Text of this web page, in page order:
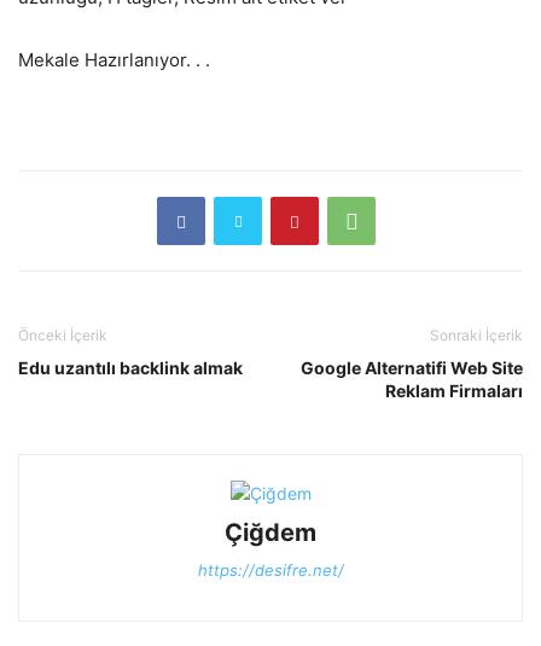
Mekale Hazırlanıyor. . .
Önceki İçerik
Edu uzantılı backlink almak
Sonraki İçerik
Google Alternatifi Web Site
Reklam Firmaları
Çiğdem
https://desifre.net/